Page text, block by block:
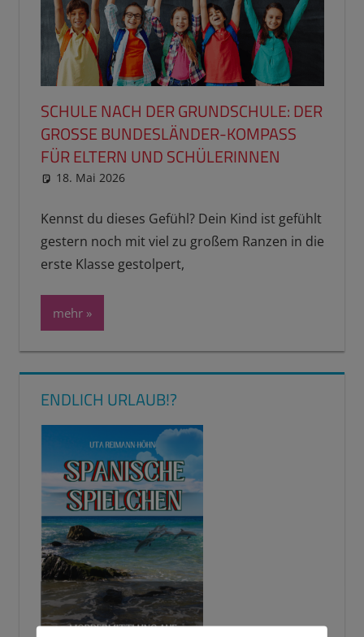
SCHULE NACH DER GRUNDSCHULE: DER
GROSSE BUNDESLÄNDER-KOMPASS F
ÜR ELTERN UND SCHÜLERINNEN
18. Mai 2026
Kennst du dieses Gefühl? Dein Kind ist gefühlt
gestern noch mit viel zu großem Ranzen in die
erste Klasse gestolpert,
mehr
ENDLICH URLAUB!?